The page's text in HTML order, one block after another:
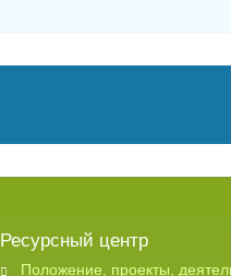
Ресурсный центр
Положение, проекты,